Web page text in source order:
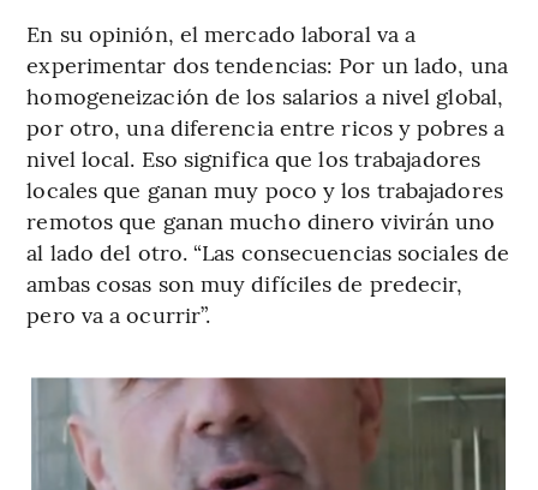
En su opinión, el mercado laboral va a
experimentar dos tendencias: Por un lado, una
homogeneización de los salarios a nivel global,
por otro, una diferencia entre ricos y pobres a
nivel local. Eso significa que los trabajadores
locales que ganan muy poco y los trabajadores
remotos que ganan mucho dinero vivirán uno
al lado del otro. “Las consecuencias sociales de
ambas cosas son muy difíciles de predecir,
pero va a ocurrir”.